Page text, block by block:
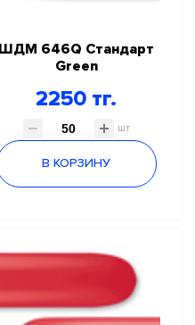
ШДМ 646Q Стандарт
Green
2250 тг.
шт
В КОРЗИНУ